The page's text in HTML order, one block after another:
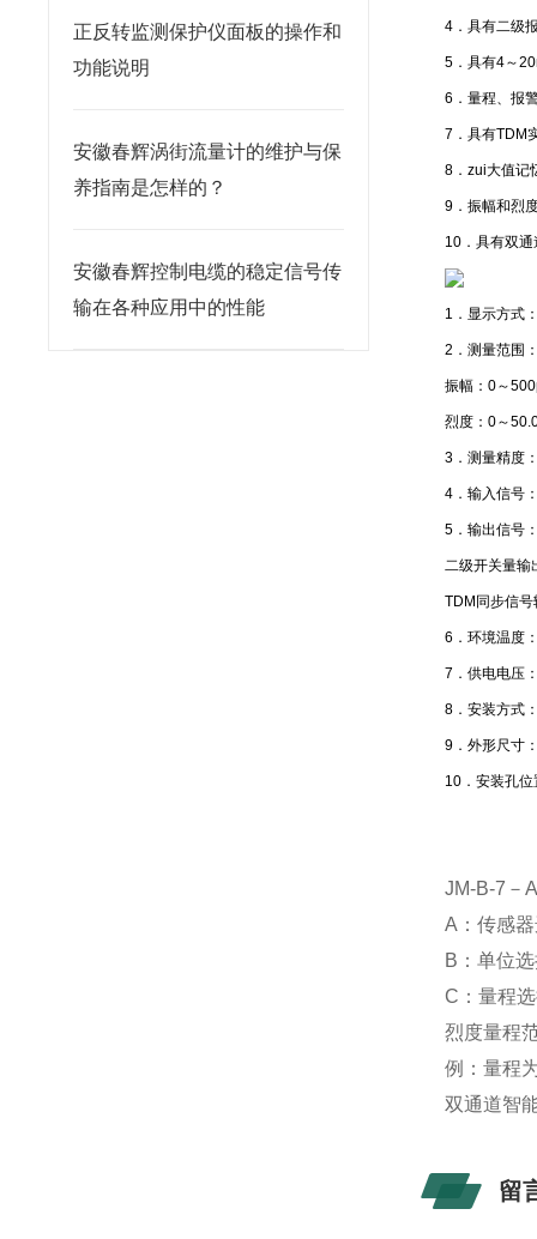
正反转监测保护仪面板的操作和
功能说明
安徽春辉涡街流量计的维护与保
养指南是怎样的？
安徽春辉控制电缆的稳定信号传
输在各种应用中的性能
4．具有二级
5．具有4～
6．量程、报
7．具有TDM
8．zui大值记
9．振幅和烈
10．具有双
1．显示方式
2．测量范围
振幅：0～
烈度：0～
3．测量精度
4．输入信号
5．输出信号
二级开关量输
TDM同步信号
6．环境温度
7．供电电压
8．安装方式
9．外形尺寸
10．安装孔
JM-B-7－
A：传感
B：单位
C：量程
烈度量程
例：量程
双通道智
留